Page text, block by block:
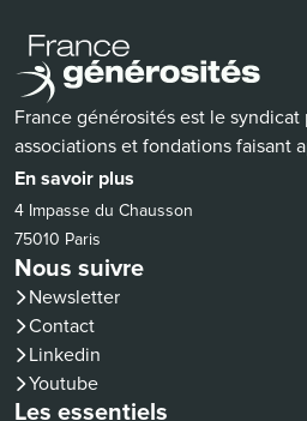
France générosités est le
associations et fondations faisant
En savoir plus
4 Impasse du Chausson
75010 Paris
Nous suivre
Newsletter
Contact
Linkedin
(nouvelle fenêtre)
Youtube
(nouvelle fenêtre)
Les essentiels